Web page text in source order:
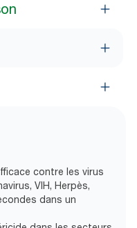
contre les virus
VIH, Herpès,
dans un